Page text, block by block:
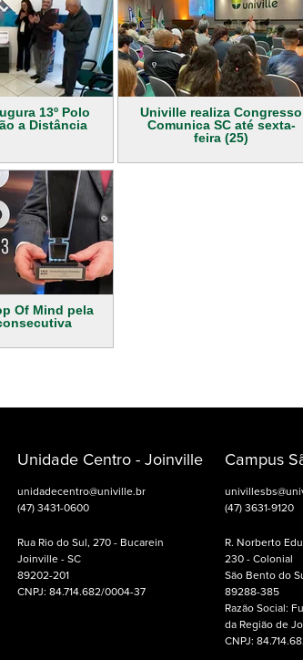
13º Polo
a Distância
Univille realiza Congresso
Comunica SC até sexta-
feira (25)
Of Mind pela
Unidade Centro - Joinville
unidadecentro@univille.br
(47) 3431-0600
Rua Rio do Sul, 270 - Bucarein
Joinville - SC
89202-201
CNPJ: 84.714.682/0004-37
Campus
(47) 3631-9120
R. Norberto
230 - Colonial
São Bento do
89288-385
Razão Social:
da Região de
CNPJ: